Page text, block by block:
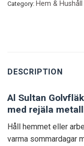
Category: Hem & Hushåll
DESCRIPTION
Al Sultan
med rejäla
Håll hemmet eller
varma sommardagar